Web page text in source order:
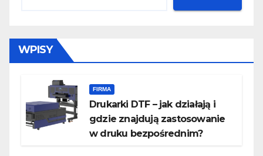
WPISY
FIRMA
Drukarki DTF – jak działają i
gdzie znajdują zastosowanie
w druku bezpośrednim?